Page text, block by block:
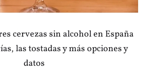
cervezas sin alcohol en España
las tostadas y más opciones y
datos